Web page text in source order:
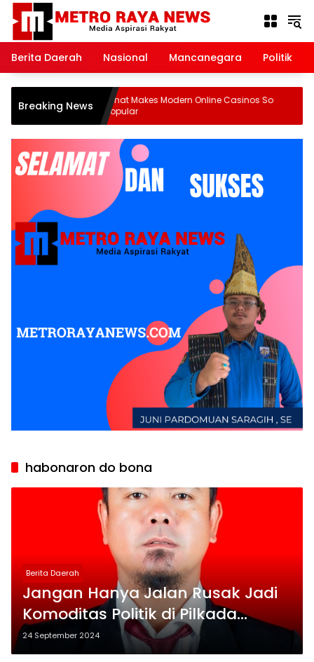
Langsung
konten
Berita Daerah
Nasional Mancanegara Politik
Breaking NewsWhat Makes Modern Online Casinos So
Popular
habonaron do bona
Berita Daerah
Jangan Hanya Jalan Rusak Jadi
Komoditas Politik di Pilkada
Simalungun 2024
24 September 2024